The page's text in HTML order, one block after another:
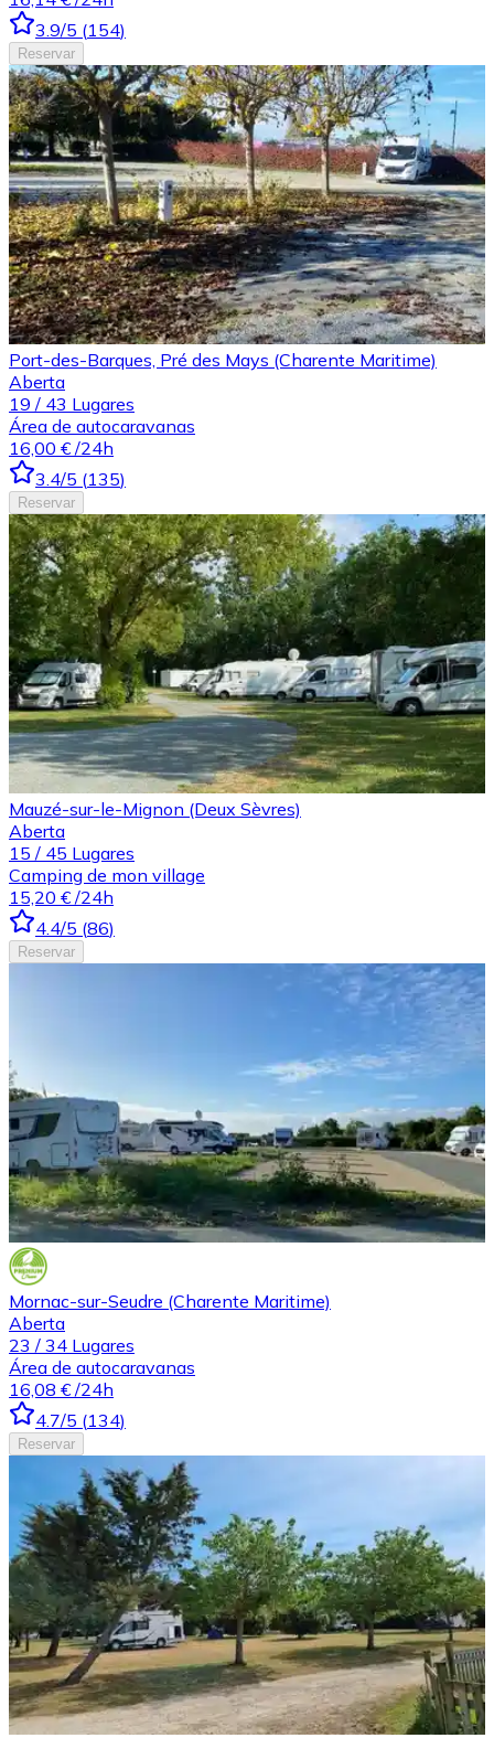
3.9/5 (154)
Reservar
Port-des-Barques, Pré des Mays (Charente Maritime)
Aberta
19 / 43 Lugares
Área de autocaravanas
16,00 € /24h
3.4/5 (135)
Reservar
Mauzé-sur-le-Mignon (Deux Sèvres)
Aberta
15 / 45 Lugares
Camping de mon village
15,20 € /24h
4.4/5 (86)
Reservar
Mornac-sur-Seudre (Charente Maritime)
Aberta
23 / 34 Lugares
Área de autocaravanas
16,08 € /24h
4.7/5 (134)
Reservar